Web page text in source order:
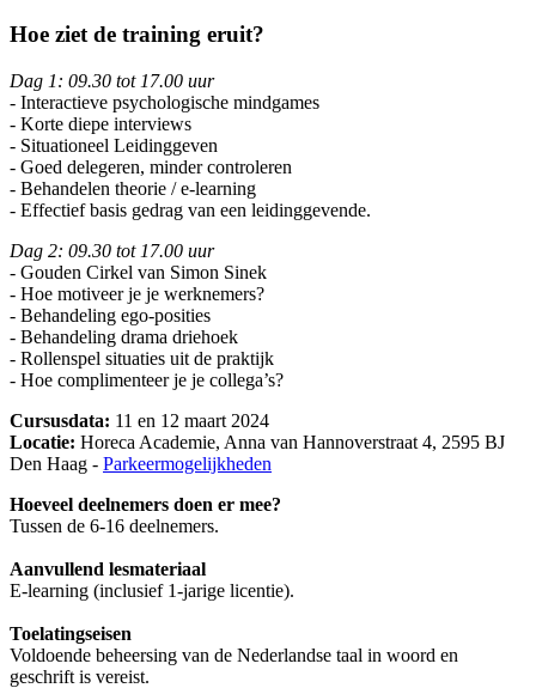
Hoe ziet de training eruit?
Dag 1: 09.30 tot 17.00 uur
- Interactieve psychologische mindgames
- Korte diepe interviews
- Situationeel Leidinggeven
- Goed delegeren, minder controleren
- Behandelen theorie / e-learning
- Effectief basis gedrag van een leidinggevende.
Dag 2: 09.30 tot 17.00 uur
- Gouden Cirkel van Simon Sinek
- Hoe motiveer je je werknemers?
- Behandeling ego-posities
- Behandeling drama driehoek
- Rollenspel situaties uit de praktijk
- Hoe complimenteer je je collega’s?
Cursusdata: 11 en 12 maart 2024
Locatie: Horeca Academie, Anna van Hannoverstraat 4, 2595 BJ
Den Haag - Parkeermogelijkheden
Hoeveel deelnemers doen er mee?
Tussen de 6-16 deelnemers.
Aanvullend lesmateriaal
E-learning (inclusief 1-jarige licentie).
Toelatingseisen
Voldoende beheersing van de Nederlandse taal in woord en
geschrift is vereist.